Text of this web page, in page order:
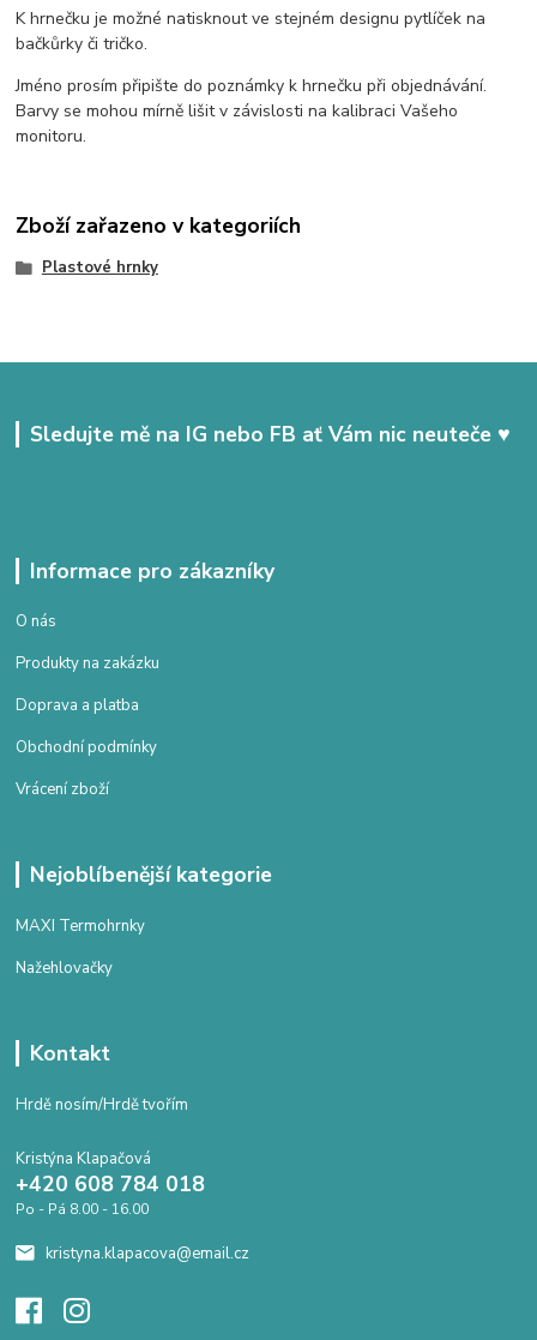
K hrnečku je možné natisknout ve stejném designu pytlíček na
bačkůrky či tričko.
Jméno prosím připište do poznámky k hrnečku při objednávání.
Barvy se mohou mírně lišit v závislosti na kalibraci Vašeho
monitoru.
Zboží zařazeno v kategoriích
Plastové hrnky
Sledujte mě na IG nebo FB ať Vám nic neuteče ♥
Informace pro zákazníky
O nás
Produkty na zakázku
Doprava a platba
Obchodní podmínky
Vrácení zboží
Nejoblíbenější kategorie
MAXI Termohrnky
Nažehlovačky
Kontakt
Hrdě nosím/Hrdě tvořím
Kristýna Klapačová
+420 608 784 018
Po - Pá 8.00 - 16.00
kristyna.klapacova@email.cz